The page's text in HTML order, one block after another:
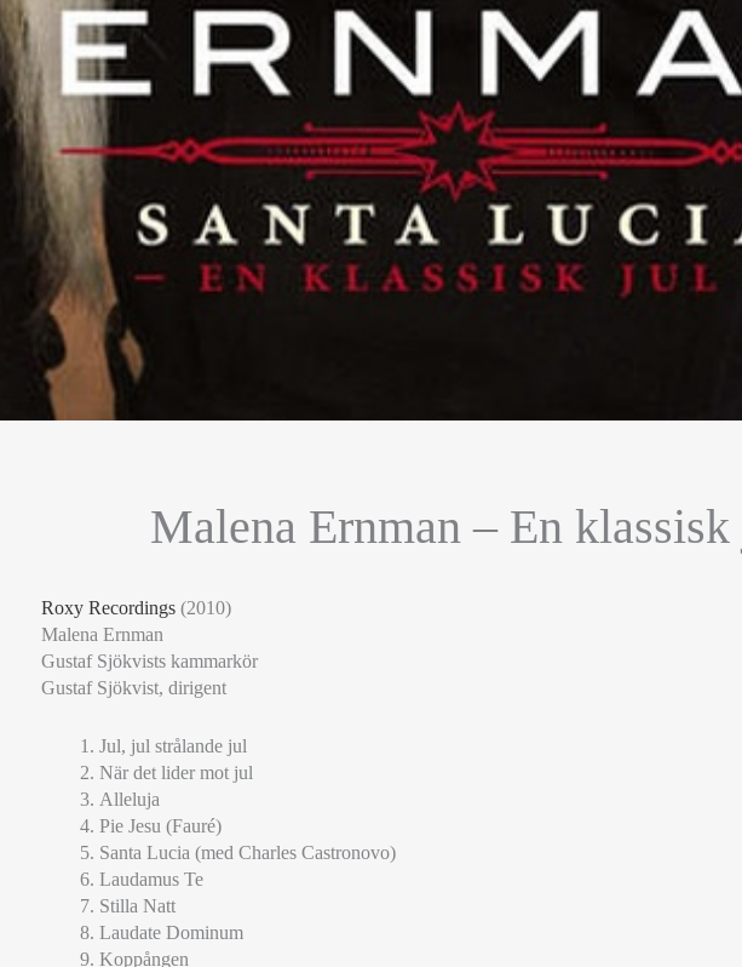
Malena Ernman – En
Roxy Recordings (2010)
Malena Ernman
Gustaf Sjökvists kammarkör
Gustaf Sjökvist, dirigent
Jul, jul strålande jul
När det lider mot jul
Alleluja
Pie Jesu (Fauré)
Santa Lucia (med Charles Castronovo)
Laudamus Te
Stilla Natt
Laudate Dominum
Koppången